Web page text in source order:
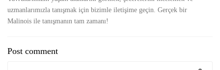
uzmanlarımızla tanışmak için bizimle iletişime geçin. Gerçek bir
Malinois ile tanışmanın tam zamanı!
Post comment